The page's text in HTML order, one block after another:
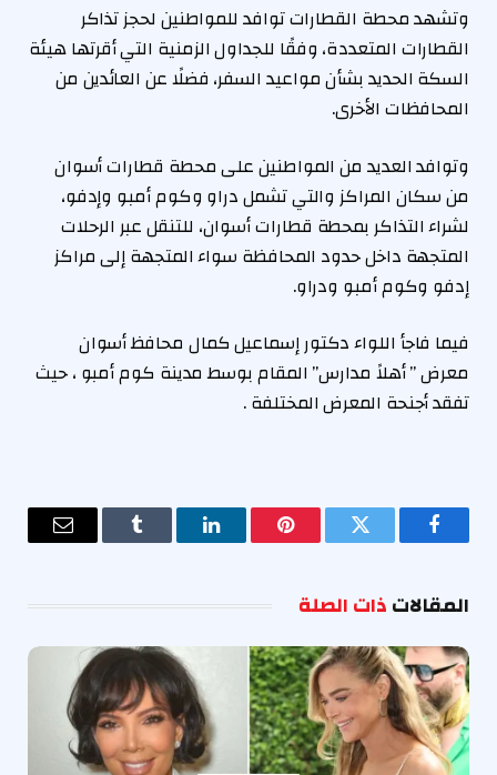
وتشهد محطة القطارات توافد للمواطنين لحجز تذاكر
القطارات المتعددة، وفقًا للجداول الزمنية التي أقرتها هيئة
السكة الحديد بشأن مواعيد السفر، فضلًا عن العائدين من
المحافظات الأخرى.
وتوافد العديد من المواطنين على محطة قطارات أسوان
من سكان المراكز والتي تشمل دراو وكوم أمبو وإدفو،
لشراء التذاكر بمحطة قطارات أسوان، للتنقل عبر الرحلات
المتجهة داخل حدود المحافظة سواء المتجهة إلى مراكز
إدفو وكوم أمبو ودراو.
فيما فاجأ اللواء دكتور إسماعيل كمال محافظ أسوان
معرض ” أهلاً مدارس” المقام بوسط مدينة كوم أمبو ، حيث
تفقد أجنحة المعرض المختلفة .
فيسبوك تويتر بينتيريستلينكدإن Tumblr
البريد
المقالاتذات الصلة